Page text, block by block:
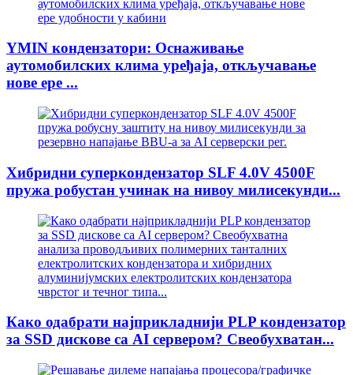
YMIN кондензатори: Оснаживање
аутомобилских клима уређаја, откључавање
нове ере ...
Хибридни суперкондензатор SLF 4.0V 4500F
пружа робустан учинак на нивоу милисекунди...
Како одабрати најприкладнији PLP кондензатор
за SSD дискове са AI сервером? Свеобухватан...